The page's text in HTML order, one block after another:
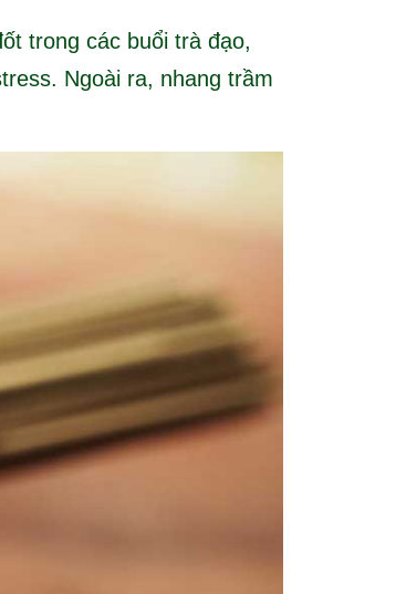
trong các buổi trà đạo,
Ngoài ra, nhang trầm